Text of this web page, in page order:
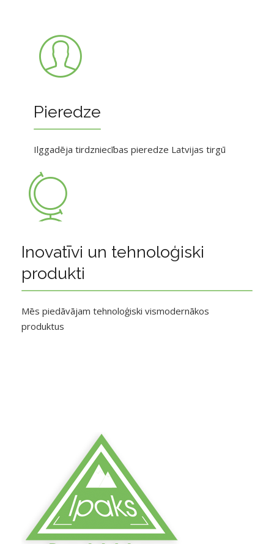
Pieredze
Ilggadēja tirdzniecības pieredze Latvijas tirgū
Inovatīvi un tehnoloģiski
produkti
Mēs piedāvājam tehnoloģiski vismodernākos
produktus